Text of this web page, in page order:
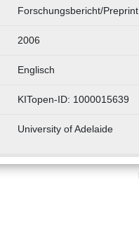
Forschungsbericht/Preprint
2006
Englisch
KITopen-ID: 1000015639
University of Adelaide